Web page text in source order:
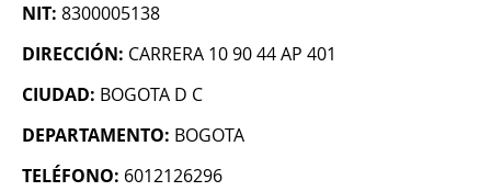
NIT: 8300005138
DIRECCIÓN: CARRERA 10 90 44 AP 401
CIUDAD: BOGOTA D C
DEPARTAMENTO: BOGOTA
TELÉFONO: 6012126296